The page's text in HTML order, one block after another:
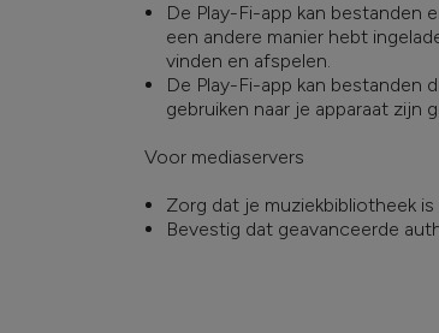
De Play-Fi-app kan bestanden
een andere manier hebt
vinden en afspelen.
De Play-Fi-app kan bestanden
gebruiken naar je apparaat zijn
Voor mediaservers
Zorg dat je muziekbibliotheek
Bevestig dat geavanceerde